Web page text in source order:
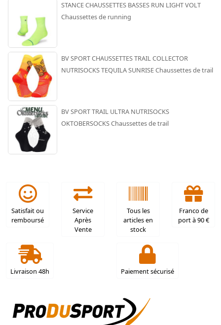
STANCE CHAUSSETTES BASSES RUN LIGHT VOLT
Chaussettes de running
BV SPORT CHAUSSETTES TRAIL COLLECTOR
NUTRISOCKS TEQUILA SUNRISE Chaussettes de trail
BV SPORT TRAIL ULTRA NUTRISOCKS
OKTOBERSOCKS Chaussettes de trail
Satisfait ou
remboursé
Service
Après
Vente
Tous les
articles en
stock
Franco de
port à 90 €
Livraison 48h Paiement sécurisé